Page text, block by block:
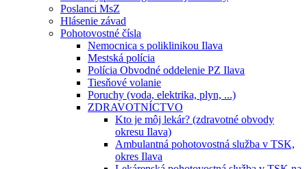
Poslanci MsZ
Hlásenie závad
Pohotovostné čísla
Nemocnica s poliklinikou Ilava
Mestská polícia
Polícia Obvodné oddelenie PZ Ilava
Tiesňové volanie
Poruchy (voda, elektrika, plyn, ...)
ZDRAVOTNÍCTVO
Kto je môj lekár? (zdravotné obvody
okresu Ilava)
Ambulantná pohotovostná služba v TSK,
okres Ilava